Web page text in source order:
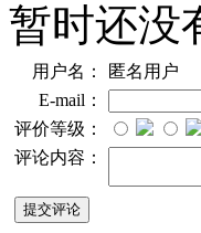
暂时还没
用户名：
匿名用户
E-mail：
评价等级：
评论内容：